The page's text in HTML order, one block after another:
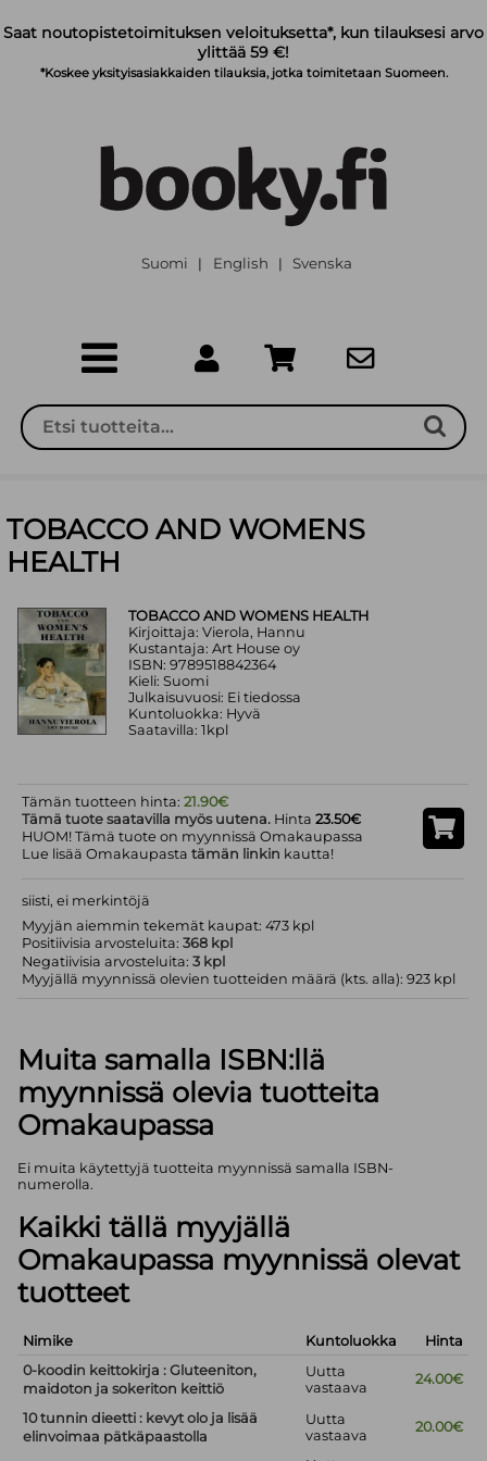
Saat noutopistetoimituksen veloituksetta*, kun tilauksesi arvo
ylittää 59 €!
*Koskee yksityisasiakkaiden tilauksia, jotka toimitetaan Suomeen.
Suomi | English | Svenska
TOBACCO AND WOMENS
HEALTH
TOBACCO AND WOMENS HEALTH
Kirjoittaja: Vierola, Hannu
Kustantaja: Art House oy
ISBN: 9789518842364
Kieli: Suomi
Julkaisuvuosi: Ei tiedossa
Kuntoluokka: Hyvä
Saatavilla: 1kpl
Tämän tuotteen hinta:21.90€
Tämä tuote saatavilla myös uutena. Hinta23.50€
HUOM! Tämä tuote on myynnissä Omakaupassa
Lue lisää Omakaupastatämän linkin kautta!
siisti, ei merkintöjä
Myyjän aiemmin tekemät kaupat: 473 kpl
Positiivisia arvosteluita:368 kpl
Negatiivisia arvosteluita:3 kpl
Myyjällä myynnissä olevien tuotteiden määrä (kts. alla): 923 kpl
Muita samalla ISBN:llä
myynnissä olevia tuotteita
Omakaupassa
Ei muita käytettyjä tuotteita myynnissä samalla ISBN-
numerolla.
Kaikki tällä myyjällä
Omakaupassa myynnissä olevat
tuotteet
Nimike Kuntoluokka
Hinta
0-koodin keittokirja : Gluteeniton,
maidoton ja sokeriton keittiö
Uutta
vastaava
24.00€
10 tunnin dieetti : kevyt olo ja lisää
elinvoimaa pätkäpaastolla
Uutta
vastaava
20.00€